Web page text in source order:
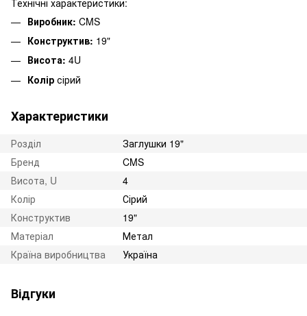
Виробник: CMS
Конструктив: 19"
Висота: 4U
Колір сірий
Характеристики
Розділ
Заглушки 19"
Бренд
CMS
Висота, U
4
Колір
Сірий
Конструктив
19"
Матеріал
Метал
Країна виробництва
Україна
Відгуки